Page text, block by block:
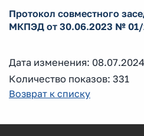
Протокол совместного
МКПЭД от 30.06.2023 №
Дата изменения:
Количество показов: 331
Возврат к списку